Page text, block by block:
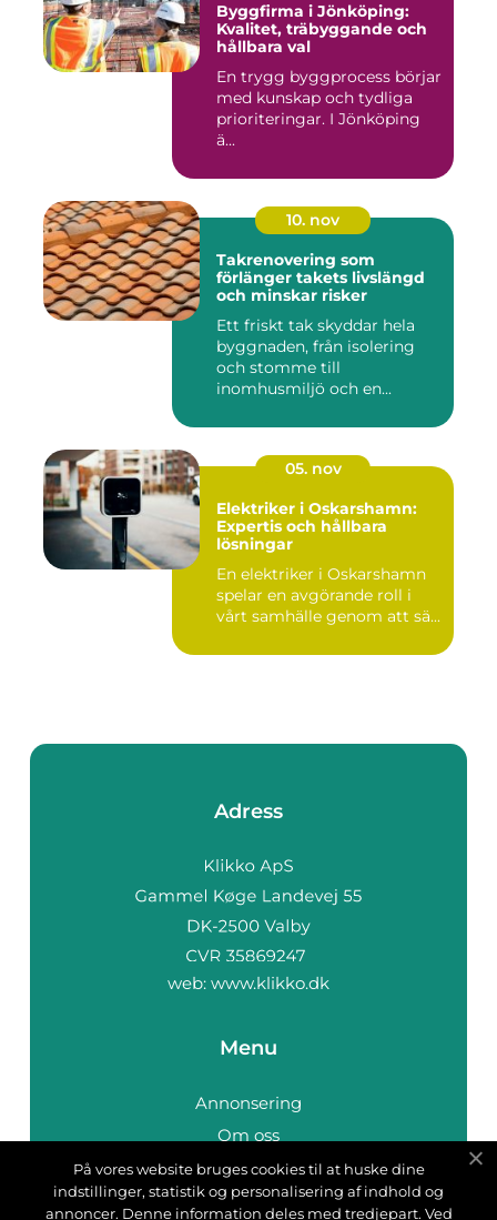
Byggfirma i Jönköping:
Kvalitet, träbyggande och
hållbara val
En trygg byggprocess börjar
med kunskap och tydliga
prioriteringar. I Jönköping
ä...
10. nov
Takrenovering som
förlänger takets livslängd
och minskar risker
Ett friskt tak skyddar hela
byggnaden, från isolering
och stomme till
inomhusmiljö och en...
05. nov
Elektriker i Oskarshamn:
Expertis och hållbara
lösningar
En elektriker i Oskarshamn
spelar en avgörande roll i
vårt samhälle genom att sä...
Adress
web: www.klikko.dk
Menu
Annonsering
Om oss
Cookies
Kontakta oss
På vores website bruges cookies til at huske dine
indstillinger, statistik og personalisering af indhold og
annoncer. Denne information deles med tredjepart. Ved